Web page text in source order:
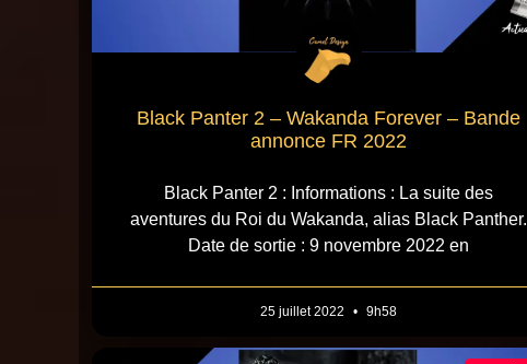
Black Panter 2 – Wakanda Forever – Bande
annonce FR 2022
Black Panter 2 : Informations : La suite des
aventures du Roi du Wakanda, alias Black Panther.
Date de sortie : 9 novembre 2022 en
25 juillet 2022 9h58